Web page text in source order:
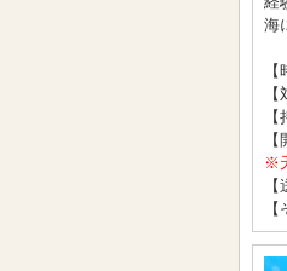
海
【
※
【